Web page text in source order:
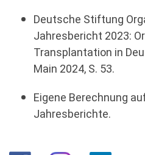
Deutsche Stiftung
Jahresbericht 2023:
Transplantation in
Main 2024, S. 53.
Eigene Berechnung
Jahresberichte.